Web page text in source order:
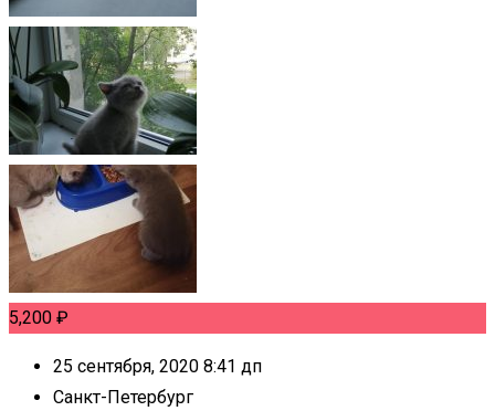
5,200 ₽
25 сентября, 2020 8:41 дп
Санкт-Петербург